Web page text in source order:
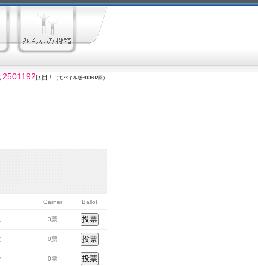
2501192 回目！ （モバイル版:813682回）
Garner Ballot
3票
0票
0票